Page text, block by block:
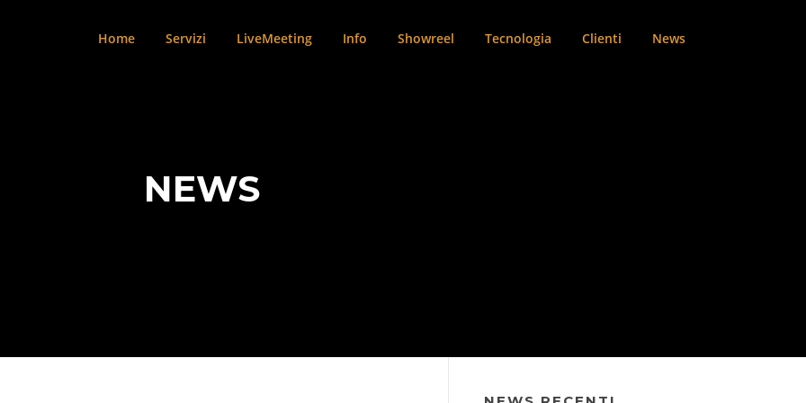
Home Servizi LiveMeeting Info Showreel Tecnologia Clienti News
NEWS